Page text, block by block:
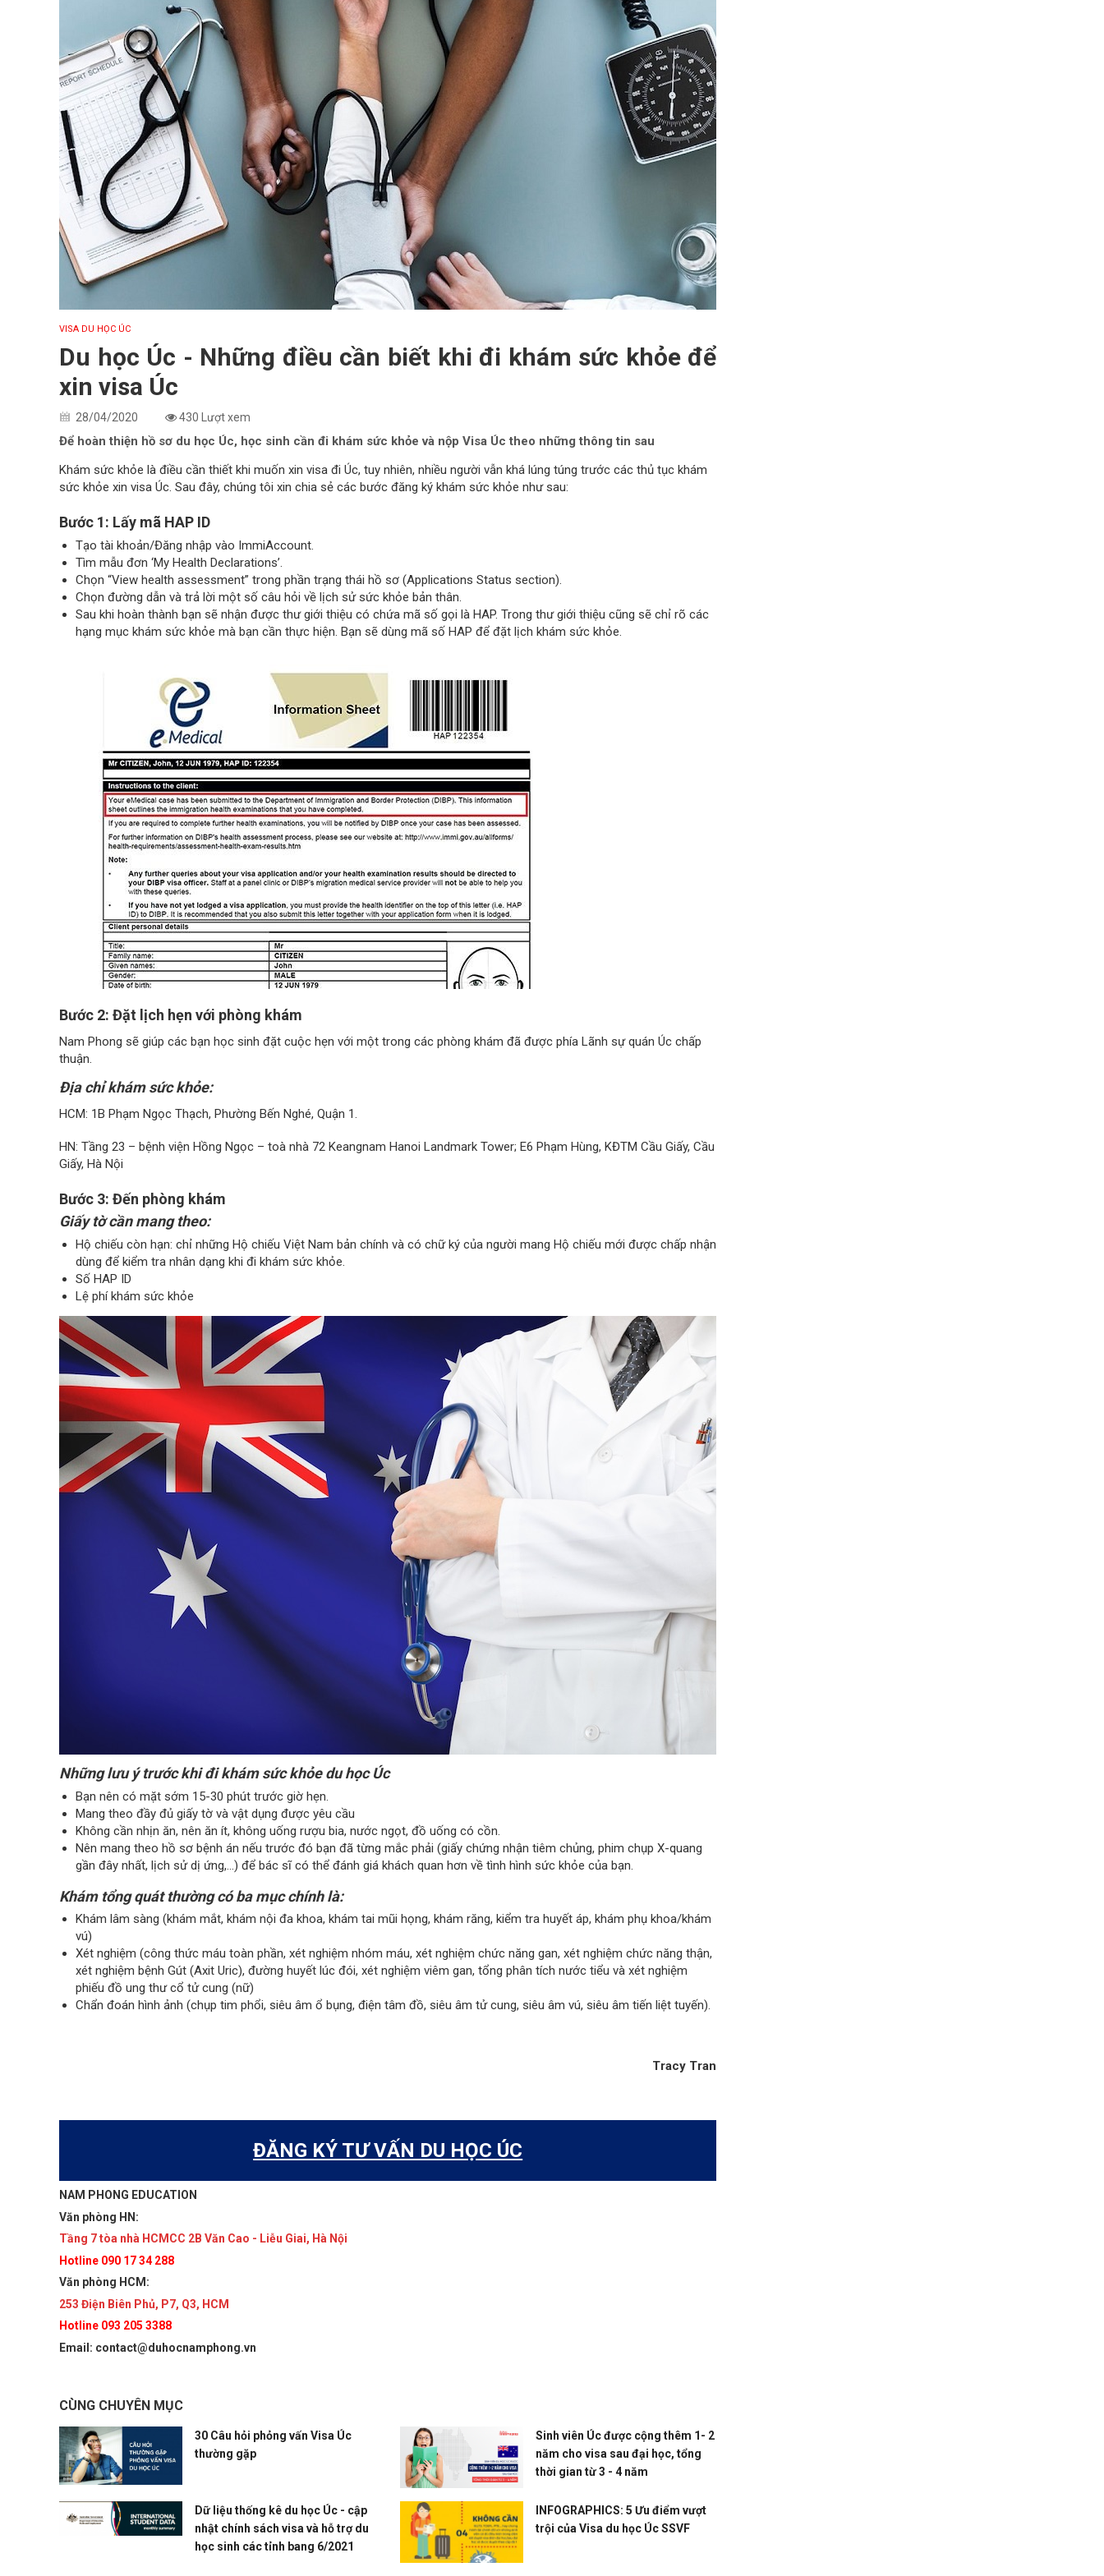
VISA DU HỌC ÚC
Du học Úc - Những điều cần biết khi đi khám sức khỏe để
xin visa Úc
28/04/2020 430 Lượt xem
Để hoàn thiện hồ sơ du học Úc, học sinh cần đi khám sức khỏe và nộp Visa Úc theo những thông tin sau
Khám sức khỏe là điều cần thiết khi muốn xin visa đi Úc, tuy nhiên, nhiều người vẫn khá lúng túng trước các thủ tục khám
sức khỏe xin visa Úc. Sau đây, chúng tôi xin chia sẻ các bước đăng ký khám sức khỏe như sau:
Bước 1: Lấy mã HAP ID
Tạo tài khoản/Đăng nhập vào ImmiAccount.
Tìm mẫu đơn ‘My Health Declarations’.
Chọn “View health assessment” trong phần trạng thái hồ sơ (Applications Status section).
Chọn đường dẫn và trả lời một số câu hỏi về lịch sử sức khỏe bản thân.
Sau khi hoàn thành bạn sẽ nhận được thư giới thiệu có chứa mã số gọi là HAP. Trong thư giới thiệu cũng sẽ chỉ rõ các
hạng mục khám sức khỏe mà bạn cần thực hiện. Bạn sẽ dùng mã số HAP để đặt lịch khám sức khỏe.
Bước 2: Đặt lịch hẹn với phòng khám
Nam Phong sẽ giúp các bạn học sinh đặt cuộc hẹn với một trong các phòng khám đã được phía Lãnh sự quán Úc chấp
thuận.
Địa chỉ khám sức khỏe:
HCM: 1B Phạm Ngọc Thạch, Phường Bến Nghé, Quận 1.
HN: Tầng 23 – bệnh viện Hồng Ngọc – toà nhà 72 Keangnam Hanoi Landmark Tower; E6 Phạm Hùng, KĐTM Cầu Giấy, Cầu
Giấy, Hà Nội
Bước 3: Đến phòng khám
Giấy tờ cần mang theo:
Hộ chiếu còn hạn: chỉ những Hộ chiếu Việt Nam bản chính và có chữ ký của người mang Hộ chiếu mới được chấp nhận
dùng để kiểm tra nhân dạng khi đi khám sức khỏe.
Số HAP ID
Lệ phí khám sức khỏe
Những lưu ý trước khi đi khám sức khỏe du học Úc
Bạn nên có mặt sớm 15-30 phút trước giờ hẹn.
Mang theo đầy đủ giấy tờ và vật dụng được yêu cầu
Không cần nhịn ăn, nên ăn ít, không uống rượu bia, nước ngọt, đồ uống có cồn.
Nên mang theo hồ sơ bệnh án nếu trước đó bạn đã từng mắc phải (giấy chứng nhận tiêm chủng, phim chụp X-quang
gần đây nhất, lịch sử dị ứng,…) để bác sĩ có thể đánh giá khách quan hơn về tình hình sức khỏe của bạn.
Khám tổng quát thường có ba mục chính là:
Khám lâm sàng (khám mắt, khám nội đa khoa, khám tai mũi họng, khám răng, kiểm tra huyết áp, khám phụ khoa/khám
vú)
Xét nghiệm (công thức máu toàn phần, xét nghiệm nhóm máu, xét nghiệm chức năng gan, xét nghiệm chức năng thận,
xét nghiệm bệnh Gút (Axit Uric), đường huyết lúc đói, xét nghiệm viêm gan, tổng phân tích nước tiểu và xét nghiệm
phiếu đồ ung thư cổ tử cung (nữ)
Chẩn đoán hình ảnh (chụp tim phổi, siêu âm ổ bụng, điện tâm đồ, siêu âm tử cung, siêu âm vú, siêu âm tiến liệt tuyến).
Tracy Tran
ĐĂNG KÝ TƯ VẤN DU HỌC ÚC
NAM PHONG EDUCATION
Văn phòng HN:
Tầng 7 tòa nhà HCMCC 2B Văn Cao - Liễu Giai, Hà Nội
Hotline 090 17 34 288
Văn phòng HCM:
253 Điện Biên Phủ, P7, Q3, HCM
Hotline 093 205 3388
Email: contact@duhocnamphong.vn
CÙNG CHUYÊN MỤC
30 Câu hỏi phỏng vấn Visa Úc
thường gặp
Sinh viên Úc được cộng thêm 1- 2
năm cho visa sau đại học, tổng
thời gian từ 3 - 4 năm
Dữ liệu thống kê du học Úc - cập
nhật chính sách visa và hỗ trợ du
học sinh các tỉnh bang 6/2021
INFOGRAPHICS: 5 Ưu điểm vượt
trội của Visa du học Úc SSVF